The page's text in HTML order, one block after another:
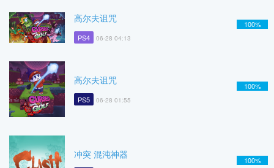
高尔夫诅咒
PS4 06-28 04:13
100%
高尔夫诅咒
PS5 06-28 01:55
100%
冲突 混沌神器 100%